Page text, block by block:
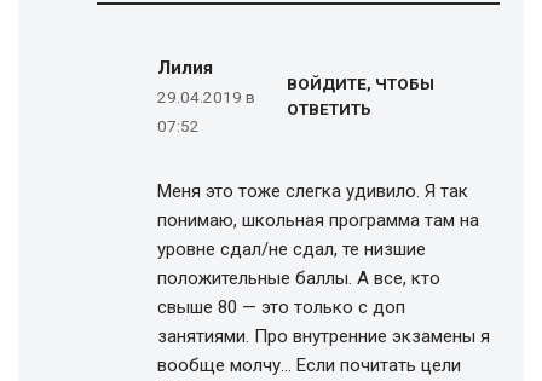
Лилия
29.04.2019 в
07:52
ВОЙДИТЕ, ЧТОБЫ
ОТВЕТИТЬ
Меня это тоже слегка удивило. Я так
понимаю, школьная программа там на
уровне сдал/не сдал, те низшие
положительные баллы. А все, кто
свыше 80 — это только с доп
занятиями. Про внутренние экзамены я
вообще молчу… Если почитать цели